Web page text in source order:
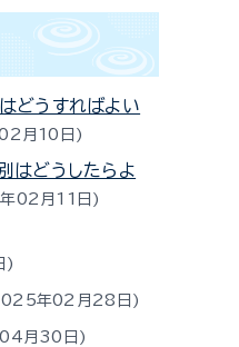
どうすればよい
月10日
はどうしたらよ
02月11日
年02月28日
月30日